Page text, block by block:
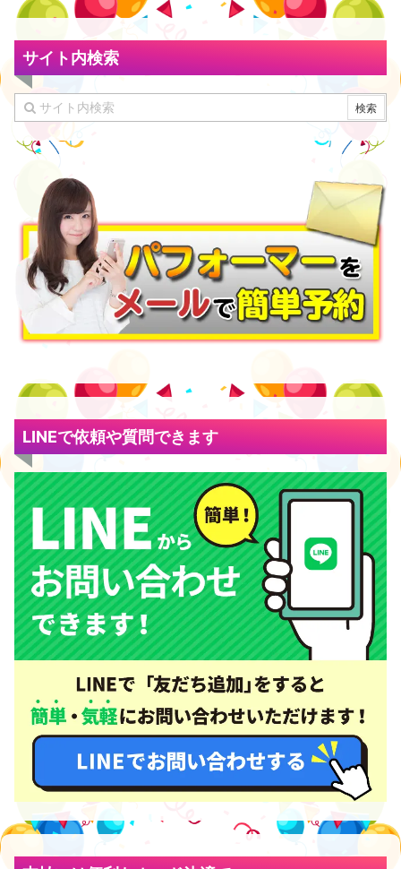
サイト内検索
LINEで依頼や質問できます